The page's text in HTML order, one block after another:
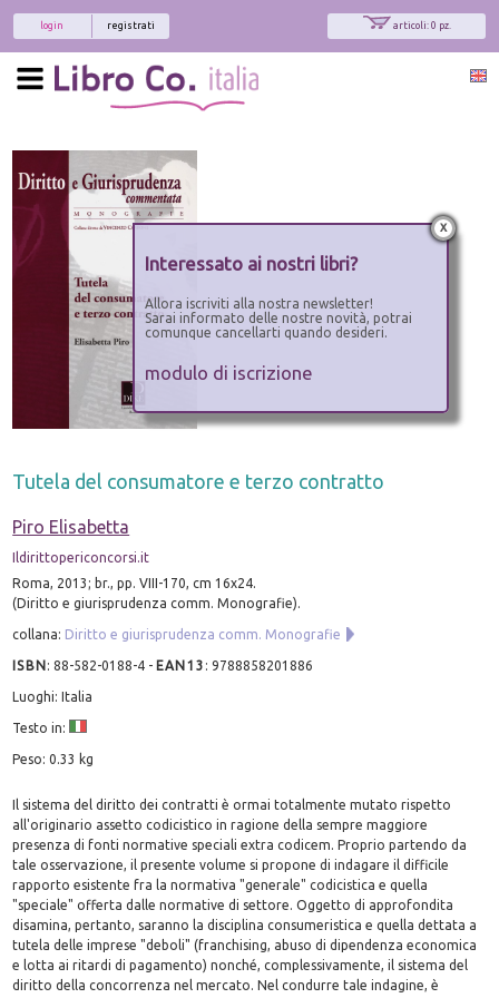
articoli: 0 pz.
registrati
login
Tutela del consumatore e terzo contratto
Piro Elisabetta
Ildirittopericoncorsi.it
Roma, 2013; br., pp. VIII-170, cm 16x24.
(Diritto e giurisprudenza comm. Monografie).
collana: Diritto e giurisprudenza comm. Monografie
ISBN:88-582-0188-4 - EAN13 :9788858201886
Luoghi: Italia
Testo in:
Peso: 0.33 kg
Il sistema del diritto dei contratti è ormai totalmente mutato rispetto
all'originario assetto codicistico in ragione della sempre maggiore
presenza di fonti normative speciali extra codicem. Proprio partendo da
tale osservazione, il presente volume si propone di indagare il difficile
rapporto esistente fra la normativa "generale" codicistica e quella
"speciale" offerta dalle normative di settore. Oggetto di approfondita
disamina, pertanto, saranno la disciplina consumeristica e quella dettata a
tutela delle imprese "deboli" (franchising, abuso di dipendenza economica
e lotta ai ritardi di pagamento) nonché, complessivamente, il sistema del
diritto della concorrenza nel mercato. Nel condurre tale indagine, è
x
Interessato ai nostri libri?
Allora iscriviti alla nostra newsletter!
Sarai informato delle nostre novità, potrai
comunque cancellarti quando desideri.
modulo di iscrizione